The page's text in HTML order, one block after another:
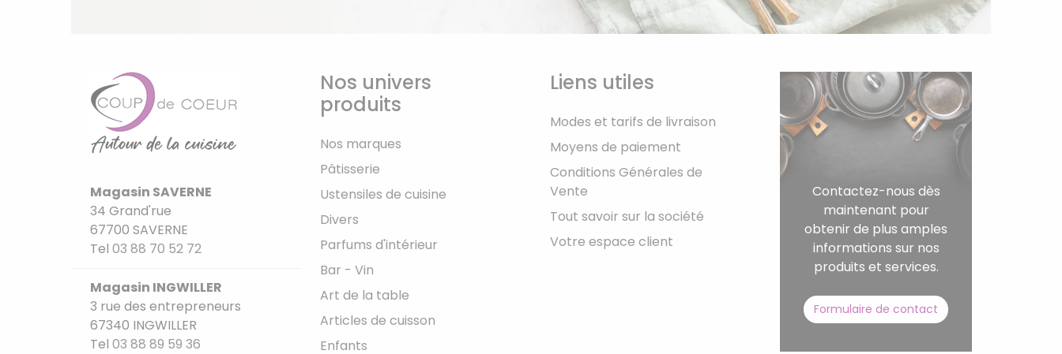
Magasin SAVERNE
34 Grand'rue
67700 SAVERNE
Tel 03 88 70 52 72
Magasin INGWILLER
3 rue des entrepreneurs
67340 INGWILLER
Tel 03 88 89 59 36
Nos univers
produits
Nos marques
Pâtisserie
Ustensiles de cuisine
Divers
Parfums d'intérieur
Bar - Vin
Art de la table
Articles de cuisson
Enfants
Liens utiles
Modes et tarifs de livraison
Moyens de paiement
Conditions Générales de
Vente
Tout savoir sur la société
Votre espace client
Contactez-nous dès
maintenant pour
obtenir de plus amples
informations sur nos
produits et services.
Formulaire de contact